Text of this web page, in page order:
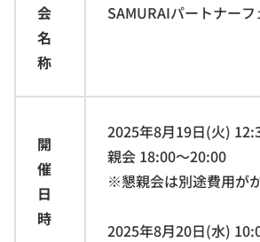
会
名
称
SAMURAIパートナー
開
催
日
時
2025年8月19日(火)
親会 18:00～20:00
※懇親会は別途費用が
2025年8月20日(水)